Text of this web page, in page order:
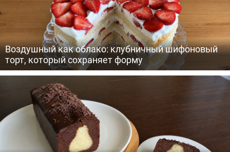
Воздушный как облако: клубничный шифоновый
торт, который сохраняет форму